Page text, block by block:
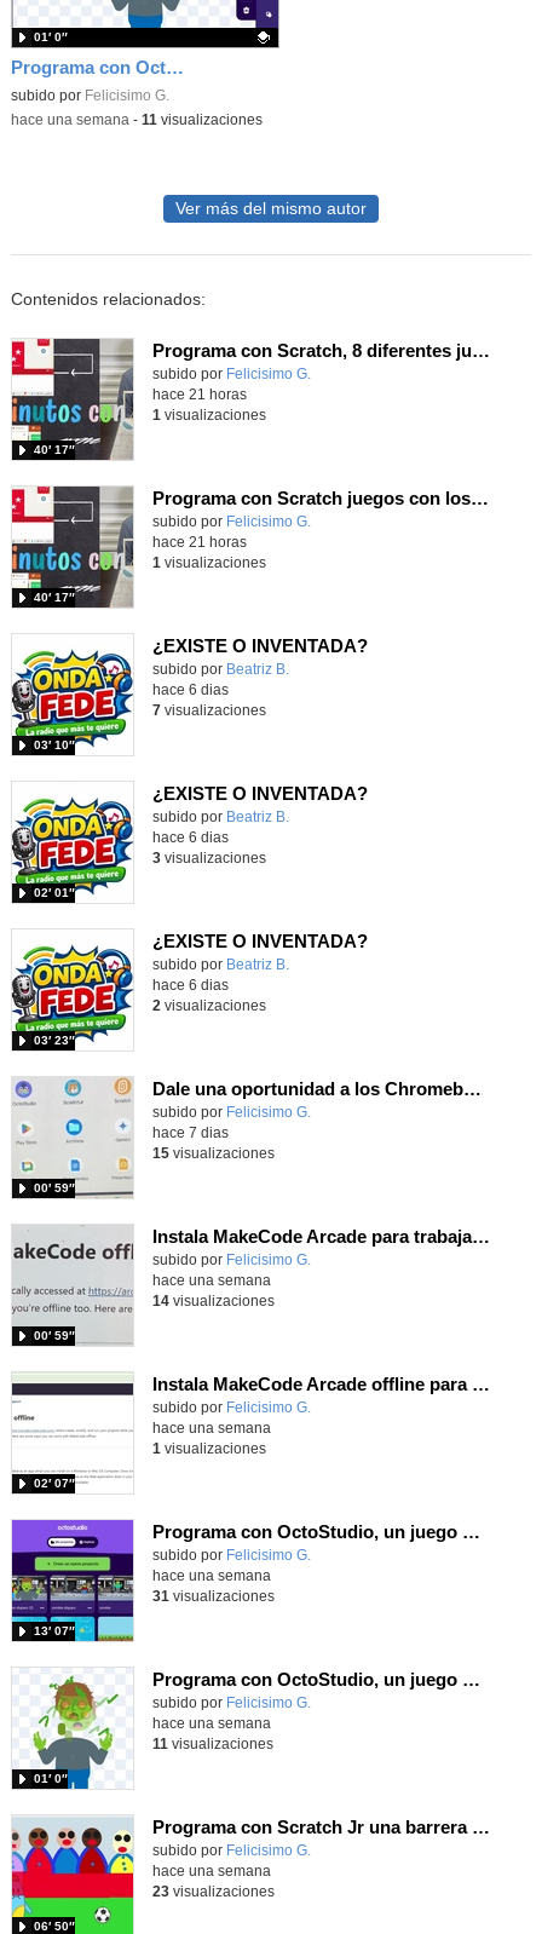
Programa con OctoStudio, un juego homenajeando al House of the dead con Zombies
Contenido educativo.
subido por Felicisimo G.
01′ 0″
-hace una semana - 11 visualizaciones
Ver más del mismo autor
Contenidos relacionados:
Programa con Scratch, 8 diferentes juegos para vivir la emoción de los partidos de España en el mundial 2026
Contenido educativo.
subido por Felicisimo G.
40′ 17″
hace 21 horas
1 visualizaciones
Programa con Scratch juegos con los partidos del mundial 2026 ganados por España
Contenido educativo.
subido por Felicisimo G.
40′ 17″
hace 21 horas
1 visualizaciones
¿EXISTE O INVENTADA?
Contenido educativo.
subido por Beatriz B.
03′ 10″
hace 6 dias
7visualizaciones
¿EXISTE O INVENTADA?
Contenido educativo.
subido por Beatriz B.
02′ 01″
hace 6 dias
3visualizaciones
¿EXISTE O INVENTADA?
Contenido educativo.
subido por Beatriz B.
03′ 23″
hace 6 dias
2 visualizaciones
Dale una oportunidad a los Chromebooks y utiliza un proyector para realizar talleres si no tienes pantallas táctiles
Contenido educativo.
subido por Felicisimo G.
00′ 59″
hace 7 dias
15visualizaciones
Instala MakeCode Arcade para trabajar offline en tu tablet, ordenador, Chromebook
Contenido educativo.
subido por Felicisimo G.
00′ 59″
hace una semana
14visualizaciones
Instala MakeCode Arcade offline para programar grandes juegos sin necesidad de Internet
Contenido educativo.
subido por Felicisimo G.
02′ 07″
hace una semana
1 visualizaciones
Programa con OctoStudio, un juego de disparos contra Zombies con un cargador basado en el House of the dead
Contenido educativo.
subido por Felicisimo G.
13′ 07″
hace una semana
31 visualizaciones
Programa con OctoStudio, un juego homenajeando al House of the dead con Zombies
Contenido educativo.
subido por Felicisimo G.
01′ 0″
hace una semana
11 visualizaciones
Programa con Scratch Jr una barrera que se desplaza para dar sensación de movimiento
Contenido educativo.
subido por Felicisimo G.
06′ 50″
hace una semana
23visualizaciones